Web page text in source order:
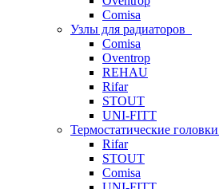
Comisa
Узлы для радиаторов
Comisa
Oventrop
REHAU
Rifar
STOUT
UNI-FITT
Термостатические головки
Rifar
STOUT
Comisa